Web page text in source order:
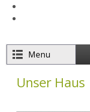
Menu
Unser Haus